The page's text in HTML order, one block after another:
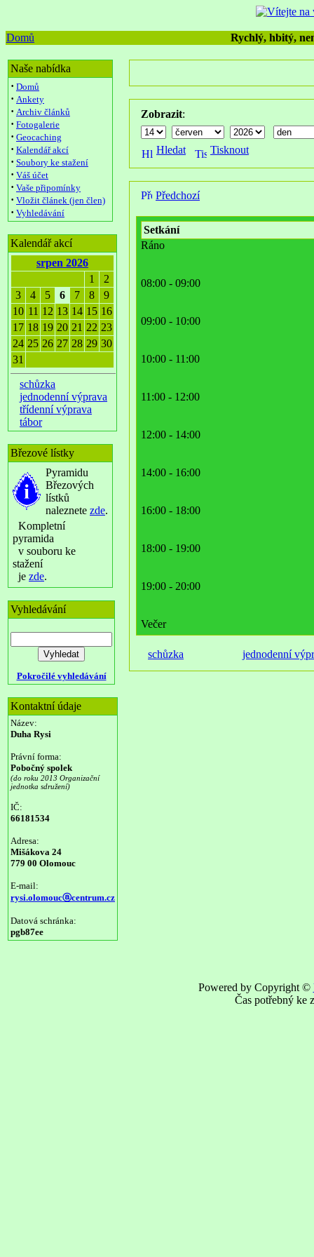
Domů Rychlý, hbitý,
Naše nabídka
· Domů
· Ankety
· Archiv článků
· Fotogalerie
· Geocaching
· Kalendář akcí
· Soubory ke stažení
· Váš účet
· Vaše připomínky
· Vložit článek (jen člen)
· Vyhledávání
Kalendář akcí
srpen 2026
1
2
3
4 5 6 7 8
9
10 11 12 13 14 15 16
17 18 19 20 21 22 23
24 25 26 27 28 29 30
31
schůzka
jednodenní výprava
třídenní výprava
tábor
Březové lístky
Pyramidu
Březových
lístků
naleznete zde.
Kompletní
pyramida
v souboru ke
stažení
je zde.
Vyhledávání
Pokročilé vyhledávání
Kontaktní údaje
Název:
Duha Rysi
Právní forma:
Pobočný spolek
(do roku 2013 Organizační
jednotka sdružení)
IČ:
66181534
Adresa:
Mišákova 24
779 00 Olomouc
E-mail:
rysi.olomoucⓐcentrum.cz
Datová schránka:
pgb87ee
Zobrazit:
Hledat Tisknout
Předchozí
Setkání
Ráno
08:00 - 09:00
09:00 - 10:00
10:00 - 11:00
11:00 - 12:00
12:00 - 14:00
14:00 - 16:00
16:00 - 18:00
18:00 - 19:00
19:00 - 20:00
Večer
schůzka jednodenní
Powered by Copyright ©
Čas potřebný ke